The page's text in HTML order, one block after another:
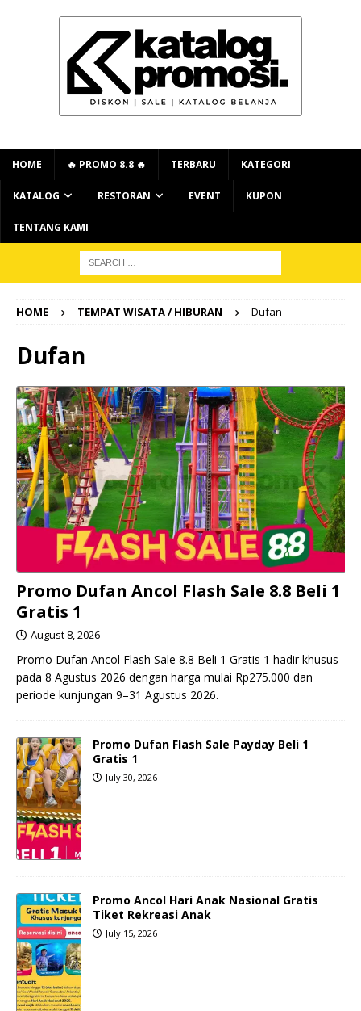
HOME 🔥 PROMO 8.8 🔥 TERBARU KATEGORI
KATALOG RESTORAN EVENT KUPON
TENTANG KAMI
HOME TEMPAT WISATA / HIBURAN Dufan
Dufan
Promo Dufan Ancol Flash Sale 8.8 Beli 1
Gratis 1
August 8, 2026
Promo Dufan Ancol Flash Sale 8.8 Beli 1 Gratis 1 hadir khusus
pada 8 Agustus 2026 dengan harga mulai Rp275.000 dan
periode kunjungan 9–31 Agustus 2026.
Promo Dufan Flash Sale Payday Beli 1
Gratis 1
July 30, 2026
Promo Ancol Hari Anak Nasional Gratis
Tiket Rekreasi Anak
July 15, 2026